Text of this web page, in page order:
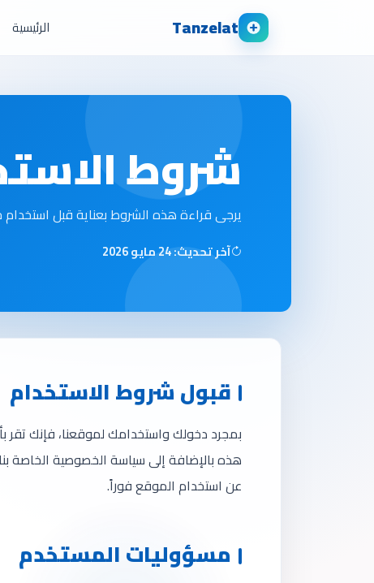
Tanzelat الرئيسية
شروط
يرجى قراءة هذه الشروط بعناية قبل استخدام
آخر تحديث: 24 مايو 2026
قبول شروط الاستخدام
بمجرد دخولك واستخدامك لموقعنا، فإنك
هذه بالإضافة إلى سياسة الخصوصية الخاصة
عن استخدام الموقع فوراً.
مسؤوليات المستخدم